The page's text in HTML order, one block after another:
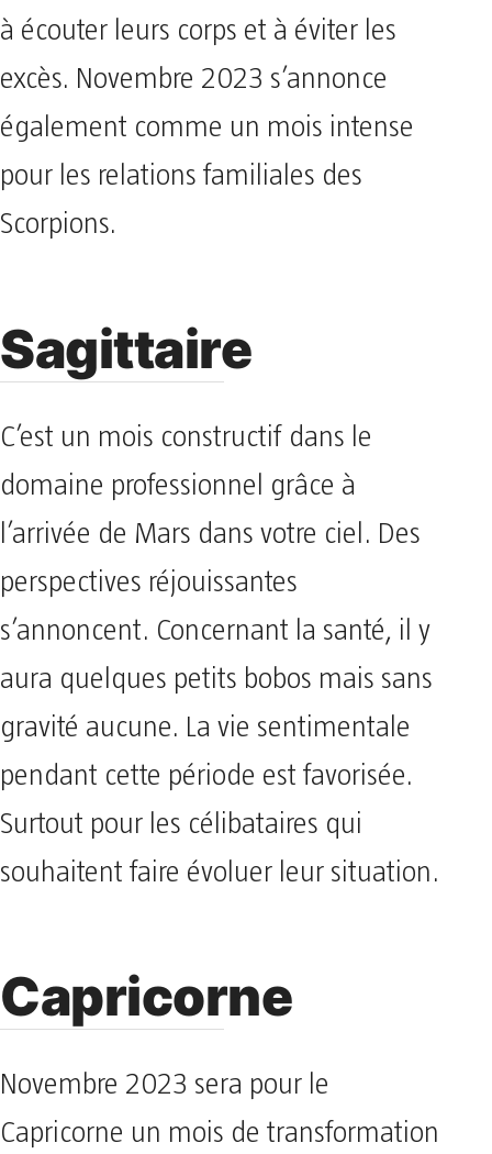
à écouter leurs corps et à éviter les
excès. Novembre 2023 s’annonce
également comme un mois intense
pour les relations familiales des
Scorpions.
Sagittaire
C’est un mois constructif dans le
domaine professionnel grâce à
l’arrivée de Mars dans votre ciel. Des
perspectives réjouissantes
s’annoncent. Concernant la santé, il y
aura quelques petits bobos mais sans
gravité aucune. La vie sentimentale
pendant cette période est favorisée.
Surtout pour les célibataires qui
souhaitent faire évoluer leur situation.
Capricorne
Novembre 2023 sera pour le
Capricorne un mois de transformation